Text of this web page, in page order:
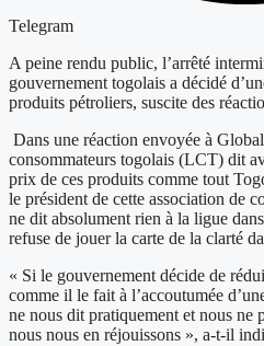
Telegram
A peine rendu public, l’arrêté
gouvernement togolais a décidé
produits pétroliers, suscite des
Dans une réaction envoyée à
consommateurs togolais (LCT) dit
prix de ces produits comme tout
le président de cette association de
ne dit absolument rien à la ligue
refuse de jouer la carte de la clarté
« Si le gouvernement décide de
comme il le fait à l’accoutumée
ne nous dit pratiquement et nous ne
nous nous en réjouissons », a-t-il